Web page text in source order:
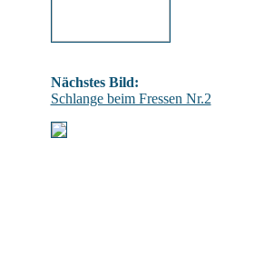
Nächstes Bild:
Schlange beim Fressen Nr.2